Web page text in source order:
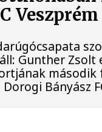
Veszprém
Gunther Zsolt
Bányász